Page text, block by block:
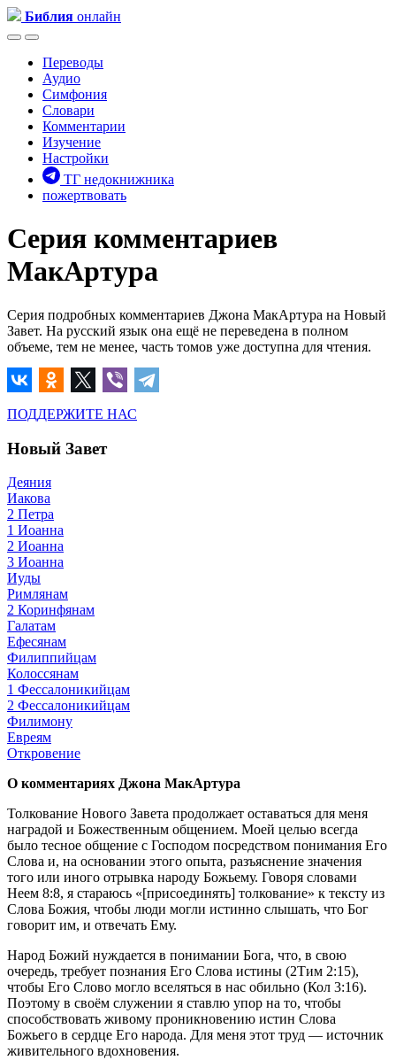
Библия онлайн
Переводы
Аудио
Симфония
Словари
Комментарии
Изучение
Настройки
ТГ недокнижника
пожертвовать
Серия комментариев
МакАртура
Серия подробных комментариев Джона МакАртура на Новый
Завет. На русский язык она ещё не переведена в полном
объеме, тем не менее, часть томов уже доступна для чтения.
ПОДДЕРЖИТЕ НАС
Новый Завет
Деяния
Иакова
2 Петра
1 Иоанна
2 Иоанна
3 Иоанна
Иуды
Римлянам
2 Коринфянам
Галатам
Ефесянам
Филиппийцам
Колоссянам
1 Фессалоникийцам
2 Фессалоникийцам
Филимону
Евреям
Откровение
О комментариях Джона МакАртура
Толкование Нового Завета продолжает оставаться для меня
наградой и Божественным общением. Моей целью всегда
было тесное общение с Господом посредством понимания Его
Слова и, на основании этого опыта, разъяснение значения
того или иного отрывка народу Божьему. Говоря словами
Неем 8:8, я стараюсь «[присоединять] толкование» к тексту из
Слова Божия, чтобы люди могли истинно слышать, что Бог
говорит им, и отвечать Ему.
Народ Божий нуждается в понимании Бога, что, в свою
очередь, требует познания Его Слова истины (2Тим 2:15),
чтобы Его Слово могло вселяться в нас обильно (Кол 3:16).
Поэтому в своём служении я ставлю упор на то, чтобы
способствовать живому проникновению истин Слова
Божьего в сердце Его народа. Для меня этот труд — источник
живительного вдохновения.